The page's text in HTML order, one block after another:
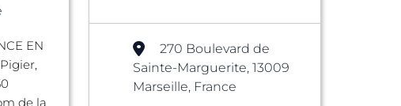
EN
de la
270 Boulevard de
Sainte-Marguerite, 13009
Marseille, France